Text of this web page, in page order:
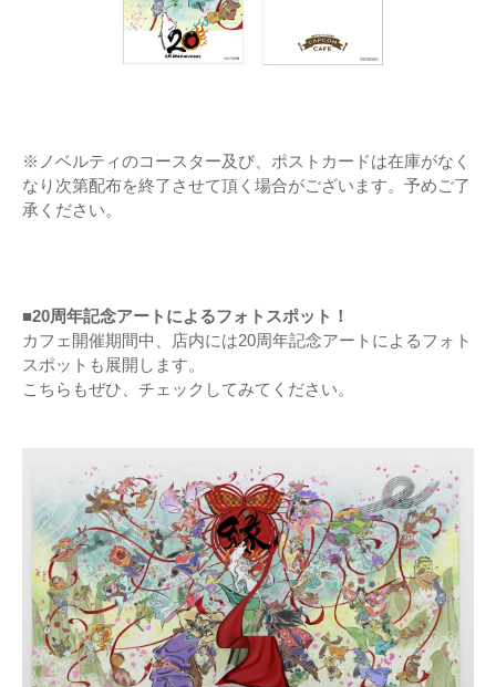
※ノベルティのコースター及び、ポストカードは在庫がなく
なり次第配布を終了させて頂く場合がございます。予めご了
承ください。
■20周年記念アートによるフォトスポット！
カフェ開催期間中、店内には20周年記念アートによるフォト
スポットも展開します。
こちらもぜひ、チェックしてみてください。